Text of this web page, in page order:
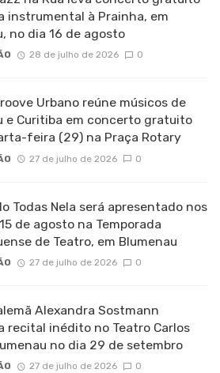
instrumental à Prainha, em
no dia 16 de agosto
28 de julho de 2026 0
Urbano reúne músicos de
e Curitiba em concerto gratuito
feira (29) na Praça Rotary
27 de julho de 2026 0
Todas Nela será apresentado nos
de agosto na Temporada
de Teatro, em Blumenau
27 de julho de 2026 0
Alexandra Sostmann
recital inédito no Teatro Carlos
no dia 29 de setembro
27 de julho de 2026 0